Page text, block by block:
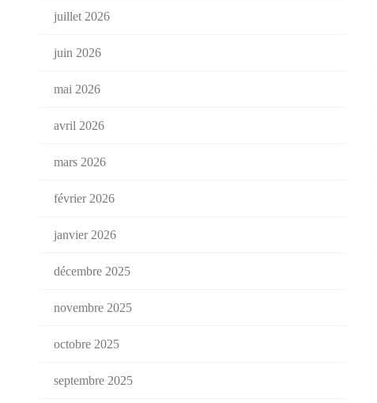
juillet 2026
juin 2026
mai 2026
avril 2026
mars 2026
février 2026
janvier 2026
décembre 2025
novembre 2025
octobre 2025
septembre 2025